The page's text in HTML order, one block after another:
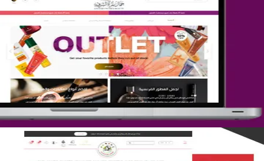
تصميم متجر جمال المرأة الشرقية
التفاصيل